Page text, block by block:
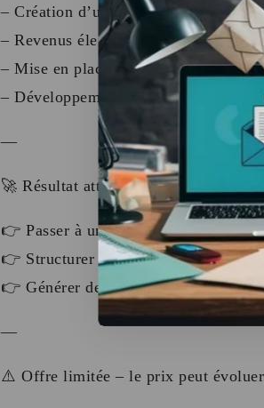
– Création d’une agence digitale
– Revenus élevés avec services
– Mise en place de systèmes
– Développement d’un business
—
🚀 Résultat attendu :
👉 Passer à un niveau professionnel
👉 Structurer ton activité comme une
👉 Générer des revenus importants
—
⚠️ Offre limitée – le prix peut